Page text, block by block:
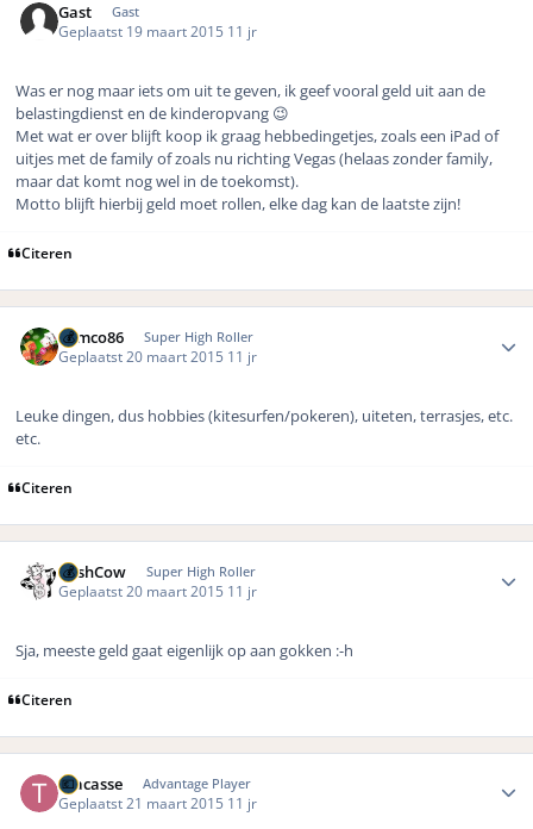
Gast Gast
Geplaatst 19 maart 2015 11 jr
Was er nog maar iets om uit te geven, ik geef vooral geld uit aan de
belastingdienst en de kinderopvang 😉
Met wat er over blijft koop ik graag hebbedingetjes, zoals een iPad of
uitjes met de family of zoals nu richting Vegas (helaas zonder family,
maar dat komt nog wel in de toekomst).
Motto blijft hierbij geld moet rollen, elke dag kan de laatste zijn!
Citeren
Remco86 Super High Roller
Geplaatst20 maart 2015 11 jr
Leuke dingen, dus hobbies (kitesurfen/pokeren), uiteten, terrasjes, etc.
etc.
Citeren
CashCow Super High Roller
Geplaatst 20 maart 2015 11 jr
Sja, meeste geld gaat eigenlijk op aan gokken :-h
Citeren
Tracasse Advantage Player
Geplaatst 21 maart 2015 11 jr